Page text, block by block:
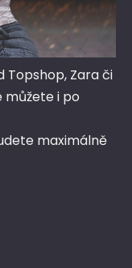
Topshop, Zara či
můžete i po
maximálně